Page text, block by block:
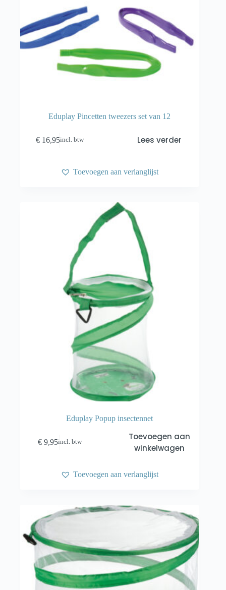
Eduplay Pincetten tweezers set van 12
€ 16,95incl. btw Lees verder
Toevoegen aan verlanglijst
Eduplay Popup insectennet
€ 9,95incl. btw
Toevoegen aan
winkelwagen
Toevoegen aan verlanglijst